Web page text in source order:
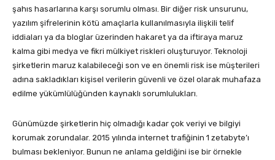
şahıs hasarlarına karşı sorumlu olması. Bir diğer risk unsurunu,
yazılım şifrelerinin kötü amaçlarla kullanılmasıyla ilişkili telif
iddiaları ya da bloglar üzerinden hakaret ya da iftiraya maruz
kalma gibi medya ve fikri mülkiyet riskleri oluşturuyor. Teknoloji
şirketlerin maruz kalabileceği son ve en önemli risk ise müşterileri
adına sakladıkları kişisel verilerin güvenli ve özel olarak muhafaza
edilme yükümlülüğünden kaynaklı sorumlulukları.
Günümüzde şirketlerin hiç olmadığı kadar çok veriyi ve bilgiyi
korumak zorundalar. 2015 yılında internet trafiğinin 1 zetabyte’ı
bulması bekleniyor. Bunun ne anlama geldiğini ise bir örnekle